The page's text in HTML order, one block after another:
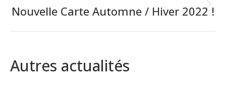
Article
Nouvelle Carte Automne / Hiver 2022 !
Autres actualités